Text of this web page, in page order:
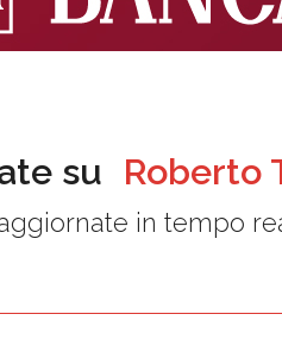
su Roberto
in tempo